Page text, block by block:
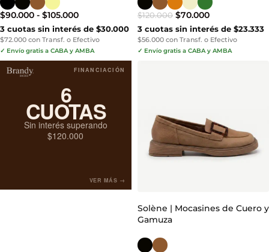
$90.000 - $105.000
3 cuotas sin interés de $30.000
$72.000 con Transf. o Efectivo
✓ Envío gratis a CABA y AMBA
$120.000 $70.000
3 cuotas sin interés de $23.333
$56.000 con Transf. o Efectivo
✓ Envío gratis a CABA y AMBA
FINANCIACIÓN
6
CUOTAS
Sin interés superando
$120.000
VER MÁS →
Solène | Mocasines de Cuero y
Gamuza